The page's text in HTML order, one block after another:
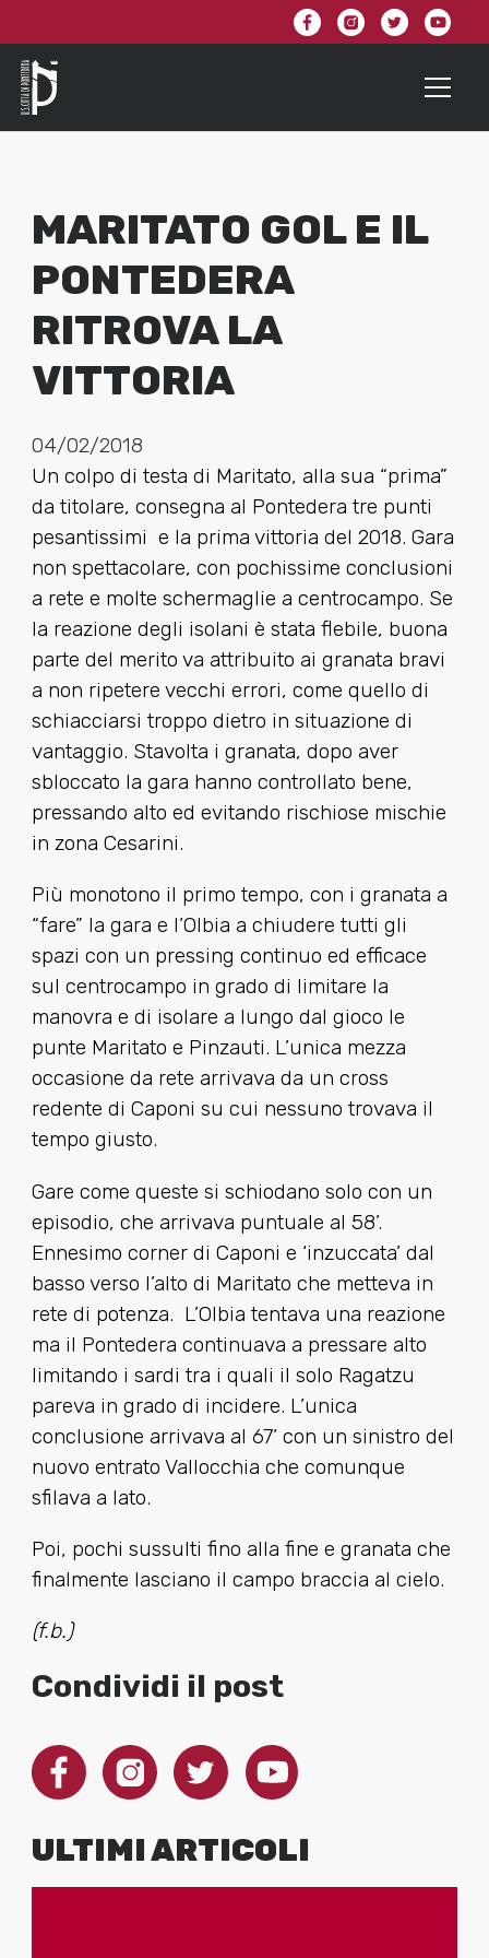
MARITATO GOL E IL
PONTEDERA
RITROVA LA
VITTORIA
04/02/2018
Un colpo di testa di Maritato, alla sua “prima”
da titolare, consegna al Pontedera tre punti
pesantissimi e la prima vittoria del 2018. Gara
non spettacolare, con pochissime conclusioni
a rete e molte schermaglie a centrocampo. Se
la reazione degli isolani è stata flebile, buona
parte del merito va attribuito ai granata bravi
a non ripetere vecchi errori, come quello di
schiacciarsi troppo dietro in situazione di
vantaggio. Stavolta i granata, dopo aver
sbloccato la gara hanno controllato bene,
pressando alto ed evitando rischiose mischie
in zona Cesarini.
Più monotono il primo tempo, con i granata a
“fare” la gara e l’Olbia a chiudere tutti gli
spazi con un pressing continuo ed efficace
sul centrocampo in grado di limitare la
manovra e di isolare a lungo dal gioco le
punte Maritato e Pinzauti. L’unica mezza
occasione da rete arrivava da un cross
redente di Caponi su cui nessuno trovava il
tempo giusto.
Gare come queste si schiodano solo con un
episodio, che arrivava puntuale al 58’.
Ennesimo corner di Caponi e ‘inzuccata’ dal
basso verso l’alto di Maritato che metteva in
rete di potenza. L’Olbia tentava una reazione
ma il Pontedera continuava a pressare alto
limitando i sardi tra i quali il solo Ragatzu
pareva in grado di incidere. L’unica
conclusione arrivava al 67’ con un sinistro del
nuovo entrato Vallocchia che comunque
sfilava a lato.
Poi, pochi sussulti fino alla fine e granata che
finalmente lasciano il campo braccia al cielo.
(f.b.)
Condividi il post
ULTIMI ARTICOLI